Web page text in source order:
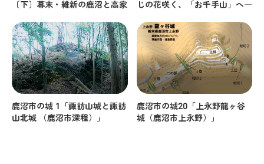
〔下〕幕末・維新の鹿沼と高家
じの花咲く、「お千手山」へ―
鹿沼市の城 1「諏訪山城と諏訪
山北城 （鹿沼市深程）」
鹿沼市の城20「上永野龍ヶ谷
城（鹿沼市上永野）」